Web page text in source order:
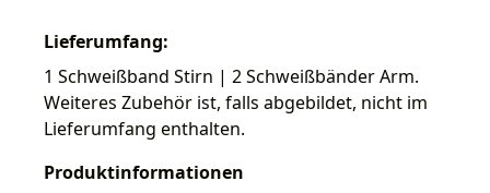
Lieferumfang:
1 Schweißband Stirn | 2 Schweißbänder Arm.
Weiteres Zubehör ist, falls abgebildet, nicht im
Lieferumfang enthalten.
Produktinformationen